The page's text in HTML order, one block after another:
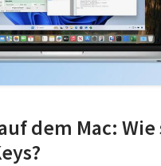
dem Mac: